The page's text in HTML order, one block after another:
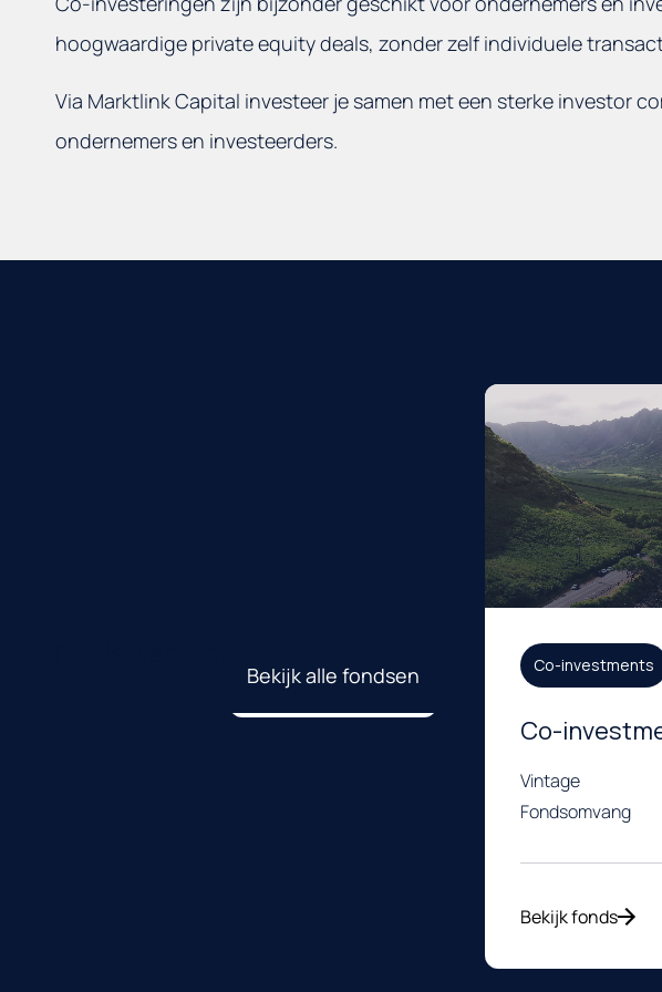
hoogwaardige private equity deals, zonder zelf individuele
Via Marktlink Capital investeer je samen met een sterke investor
ondernemers en investeerders.
Bekijk alle fondsen Co-investments
Co-
Vintage
Fondsomvang
Bekijk fonds